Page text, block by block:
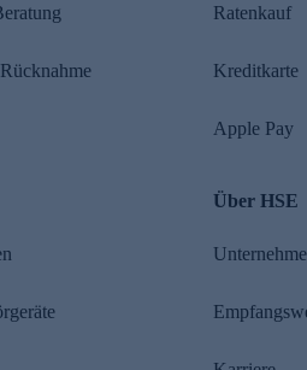
Ratenkauf
Kreditkarte
Apple Pay
Über HSE